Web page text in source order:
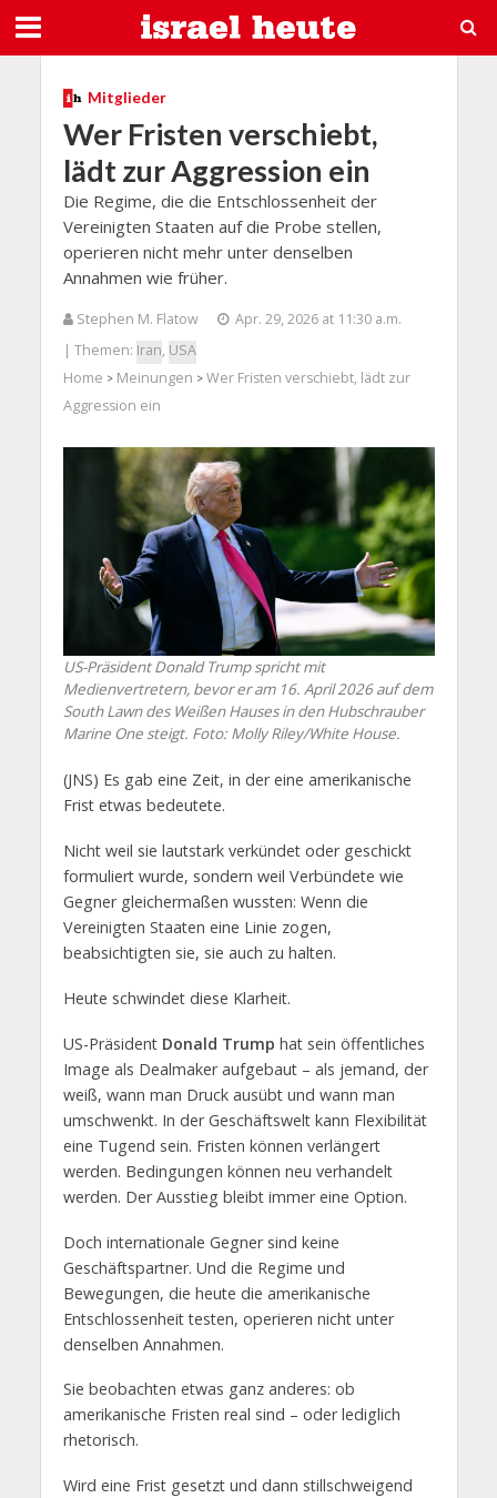
Mitglieder
Wer Fristen verschiebt,
lädt zur Aggression ein
Die Regime, die die Entschlossenheit der
Vereinigten Staaten auf die Probe stellen,
operieren nicht mehr unter denselben
Annahmen wie früher.
Stephen M. Flatow
Apr. 29, 2026 at 11:30 a.m.
| Themen: Iran, USA
Home > Meinungen > Wer Fristen verschiebt, lädt zur
Aggression ein
US-Präsident Donald Trump spricht mit
Medienvertretern, bevor er am 16. April 2026 auf dem
South Lawn des Weißen Hauses in den Hubschrauber
Marine One steigt. Foto: Molly Riley/White House.
(JNS) Es gab eine Zeit, in der eine amerikanische
Frist etwas bedeutete.
Nicht weil sie lautstark verkündet oder geschickt
formuliert wurde, sondern weil Verbündete wie
Gegner gleichermaßen wussten: Wenn die
Vereinigten Staaten eine Linie zogen,
beabsichtigten sie, sie auch zu halten.
Heute schwindet diese Klarheit.
US-Präsident Donald Trump hat sein öffentliches
Image als Dealmaker aufgebaut – als jemand, der
weiß, wann man Druck ausübt und wann man
umschwenkt. In der Geschäftswelt kann Flexibilität
eine Tugend sein. Fristen können verlängert
werden. Bedingungen können neu verhandelt
werden. Der Ausstieg bleibt immer eine Option.
Doch internationale Gegner sind keine
Geschäftspartner. Und die Regime und
Bewegungen, die heute die amerikanische
Entschlossenheit testen, operieren nicht unter
denselben Annahmen.
Sie beobachten etwas ganz anderes: ob
amerikanische Fristen real sind – oder lediglich
rhetorisch.
Wird eine Frist gesetzt und dann stillschweigend